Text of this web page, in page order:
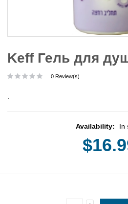
Keff Гель для
0 Review(s)
Availability: In